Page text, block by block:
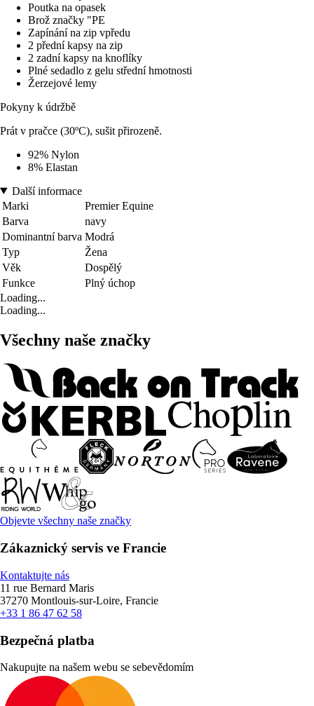
Poutka na opasek
Brož značky "PE
Zapínání na zip vpředu
2 přední kapsy na zip
2 zadní kapsy na knoflíky
Plné sedadlo z gelu střední hmotnosti
Žerzejové lemy
Pokyny k údržbě
Prát v pračce (30ºC), sušit přirozeně.
92% Nylon
8% Elastan
Další informace
Marki
Premier Equine
Barva
navy
Dominantní barva Modrá
Typ
Žena
Věk
Dospělý
Funkce
Plný úchop
Loading...
Loading...
Všechny naše značky
Objevte všechny naše značky
Zákaznický servis ve Francie
Kontaktujte nás
11 rue Bernard Maris
37270 Montlouis-sur-Loire, Francie
+33 1 86 47 62 58
Bezpečná platba
Nakupujte na našem webu se sebevědomím